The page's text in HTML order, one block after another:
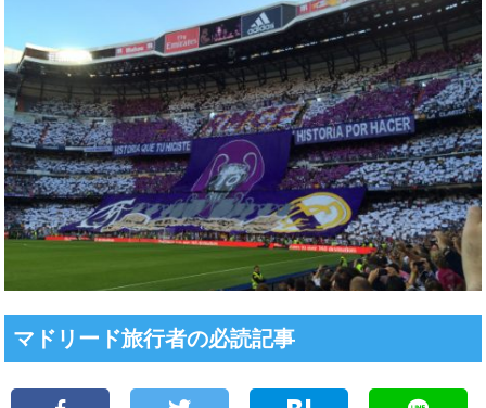
マドリード旅行者の必読記事